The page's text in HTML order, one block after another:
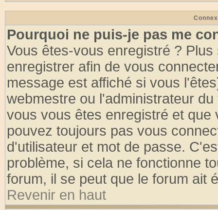
Pourquoi ne puis-je pas me
Vous êtes-vous enregistré ?
enregistrer afin de vous
message est affiché si vous
webmestre ou l'administrateur
vous vous êtes enregistré et
pouvez toujours pas vous
d'utilisateur et mot de passe.
problème, si cela ne fonctionne
forum, il se peut que le forum ait
Revenir en haut